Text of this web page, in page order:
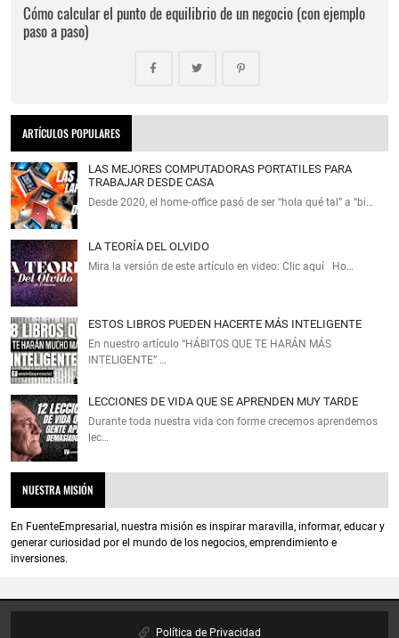
Cómo calcular el punto de equilibrio de un negocio (con ejemplo
paso a paso)
ARTÍCULOS POPULARES
LAS MEJORES COMPUTADORAS PORTATILES PARA
TRABAJAR DESDE CASA
Desde 2020, el home‑office pasó de ser “hola qué tal” a “bi…
LA TEORÍA DEL OLVIDO
Mira la versión de este artículo en video: Clic aquí Ho…
ESTOS LIBROS PUEDEN HACERTE MÁS INTELIGENTE
En nuestro artículo “HÁBITOS QUE TE HARÁN MÁS
INTELIGENTE” …
LECCIONES DE VIDA QUE SE APRENDEN MUY TARDE
Durante toda nuestra vida con forme crecemos aprendemos
lec…
NUESTRA MISIÓN
En FuenteEmpresarial, nuestra misión es inspirar maravilla, informar, educar y
generar curiosidad por el mundo de los negocios, emprendimiento e
inversiones.
Política de Privacidad